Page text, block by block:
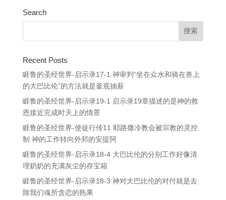
Search
Recent Posts
睚鲁的圣经世界-启示录17-1 神审判“坐在众水和骑在兽上
的大巴比伦”的方法就是釜底抽薪
睚鲁的圣经世界-启示录19-1 启示录19章描述的是神的救
恩接近完成时天上的情景
睚鲁的圣经世界-使徒行传11 耶路撒冷教会被宗教的灵控
制 神的工作转向外邦的安提阿
睚鲁的圣经世界-启示录18-4 大巴比伦的分别工作好像清
理奶奶的充满灰尘的存宝箱
睚鲁的圣经世界-启示录18-3 神对大巴比伦的对付就是去
除我们魂所贪恋的熟果